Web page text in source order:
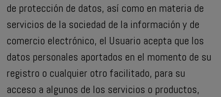
de protección de datos, así como en materia de
servicios de la sociedad de la información y de
comercio electrónico, el Usuario acepta que los
datos personales aportados en el momento de su
registro o cualquier otro facilitado, para su
acceso a algunos de los servicios o productos,